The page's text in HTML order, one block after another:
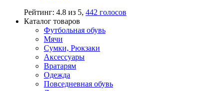
Рейтинг: 4.8 из 5, 442 голосов
Каталог товаров
Футбольная обувь
Мячи
Сумки, Рюкзаки
Аксессуары
Вратарям
Одежда
Повседневная обувь